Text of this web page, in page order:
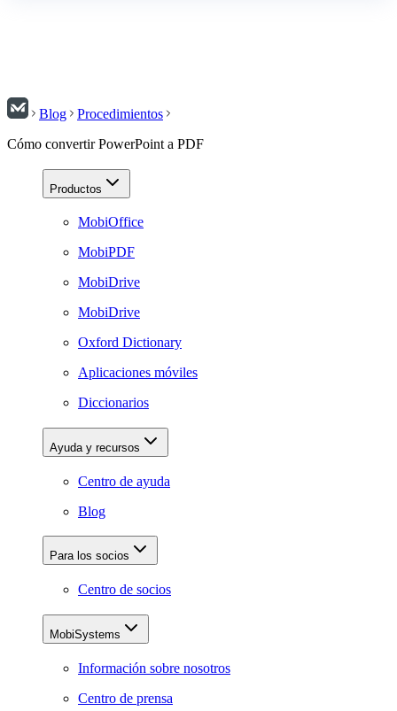
Blog
Procedimientos
Cómo convertir PowerPoint a PDF
Productos
MobiOffice
MobiPDF
MobiDrive
MobiDrive
Oxford Dictionary
Aplicaciones móviles
Diccionarios
Ayuda y recursos
Centro de ayuda
Blog
Para los socios
Centro de socios
MobiSystems
Información sobre nosotros
Centro de prensa